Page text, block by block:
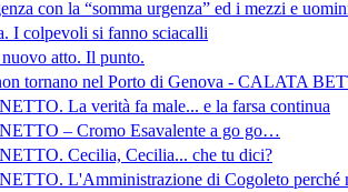
con la “somma urgenza” ed i mezzi e
I colpevoli si fanno sciacalli
atto. Il punto.
tornano nel Porto di Genova - CALATA
La verità fa male... e la farsa continua
– Cromo Esavalente a go go…
Cecilia, Cecilia... che tu dici?
L'Amministrazione di Cogoleto perché